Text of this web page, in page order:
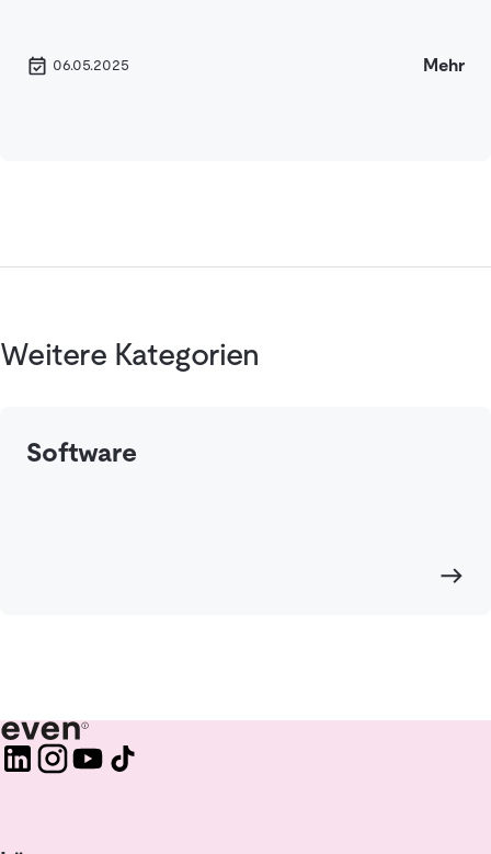
06.05.2025 Mehr
Weitere Kategorien
Software